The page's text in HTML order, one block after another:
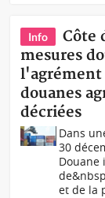
Info
Côte
mesures
l'agrément
douanes
décriées
Dans
30
Douane
et de la